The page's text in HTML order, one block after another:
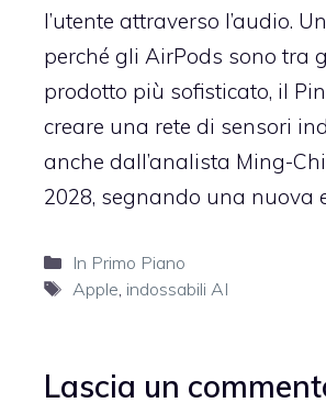
l’utente attraverso l’audio.
perché gli AirPods sono tra
prodotto più sofisticato, il
creare una rete di sensori
anche dall’analista Ming-
2028, segnando una nuova
Categorie
In Primo Piano
Tag
Apple, indossabili AI
Lascia un